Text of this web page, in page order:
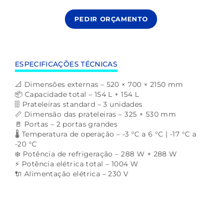
PEDIR ORÇAMENTO
ESPECIFICAÇÕES TÉCNICAS
📐 Dimensões externas – 520 × 700 × 2150 mm
📦 Capacidade total – 154 L + 154 L
🗄️ Prateleiras standard – 3 unidades
📏 Dimensão das prateleiras – 325 × 530 mm
🚪 Portas – 2 portas grandes
🌡️ Temperatura de operação – -3 °C a 6 °C | -17 °C a
-20 °C
❄️ Potência de refrigeração – 288 W + 288 W
⚡ Potência elétrica total – 1004 W
🔌 Alimentação elétrica – 230 V